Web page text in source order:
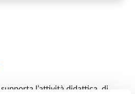
l’attività didattica, di